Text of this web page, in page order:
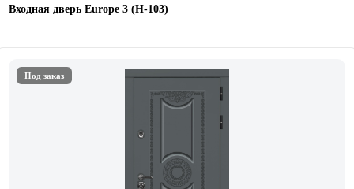
Входная дверь Europe 3 (Н-103)
Под заказ